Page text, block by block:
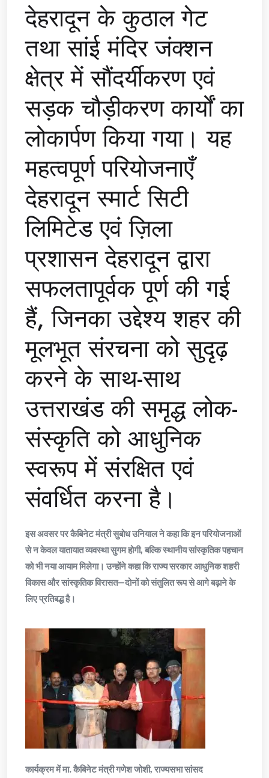
देहरादून के कुठाल गेट
तथा सांई मंदिर जंक्शन
क्षेत्र में सौंदर्यीकरण एवं
सड़क चौड़ीकरण कार्यों का
लोकार्पण किया गया। यह
महत्वपूर्ण परियोजनाएँ
देहरादून स्मार्ट सिटी
लिमिटेड एवं ज़िला
प्रशासन देहरादून द्वारा
सफलतापूर्वक पूर्ण की गई
हैं, जिनका उद्देश्य शहर की
मूलभूत संरचना को सुदृढ़
करने के साथ-साथ
उत्तराखंड की समृद्ध लोक-
संस्कृति को आधुनिक
स्वरूप में संरक्षित एवं
संवर्धित करना है।
इस अवसर पर कैबिनेट मंत्री सुबोध उनियाल ने कहा कि इन परियोजनाओं
से न केवल यातायात व्यवस्था सुगम होगी, बल्कि स्थानीय सांस्कृतिक पहचान
को भी नया आयाम मिलेगा। उन्होंने कहा कि राज्य सरकार आधुनिक शहरी
विकास और सांस्कृतिक विरासत—दोनों को संतुलित रूप से आगे बढ़ाने के
लिए प्रतिबद्ध है।
कार्यक्रम में मा. कैबिनेट मंत्री गणेश जोशी, राज्यसभा सांसद